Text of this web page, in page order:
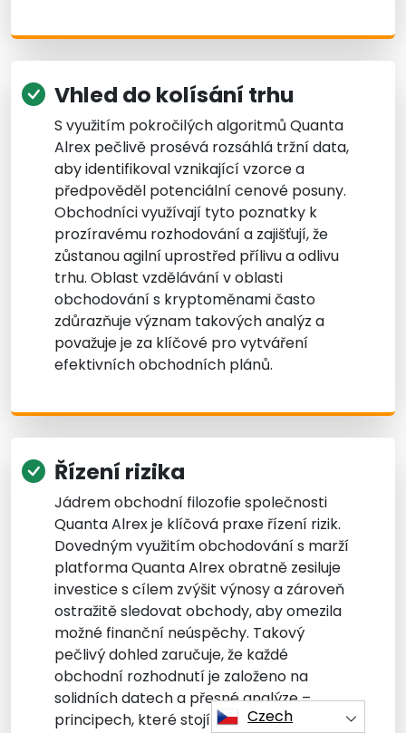
Vhled do kolísání trhu
S využitím pokročilých algoritmů Quanta
Alrex pečlivě prosévá rozsáhlá tržní data,
aby identifikoval vznikající vzorce a
předpověděl potenciální cenové posuny.
Obchodníci využívají tyto poznatky k
prozíravému rozhodování a zajišťují, že
zůstanou agilní uprostřed přílivu a odlivu
trhu. Oblast vzdělávání v oblasti
obchodování s kryptoměnami často
zdůrazňuje význam takových analýz a
považuje je za klíčové pro vytváření
efektivních obchodních plánů.
Řízení rizika
Jádrem obchodní filozofie společnosti
Quanta Alrex je klíčová praxe řízení rizik.
Dovedným využitím obchodování s marží
platforma Quanta Alrex obratně zesiluje
investice s cílem zvýšit výnosy a zároveň
ostražitě sledovat obchody, aby omezila
možné finanční neúspěchy. Takový
pečlivý dohled zaručuje, že každé
obchodní rozhodnutí je založeno na
solidních datech a přesné analýze –
principech, které stojí v srdci jak instrukcí
Czech